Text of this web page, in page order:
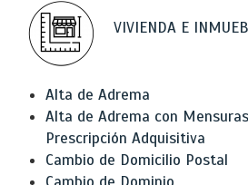
VIVIENDA E
Alta de Adrema
Alta de Adrema con
Prescripción Adquisitiva
Cambio de Domicilio Postal